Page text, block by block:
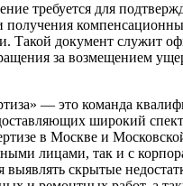
требуется для
получения
Такой документ служит
за возмещением
— это команда
широкий
в Москве и
лицами, так и с
выявлять скрытые